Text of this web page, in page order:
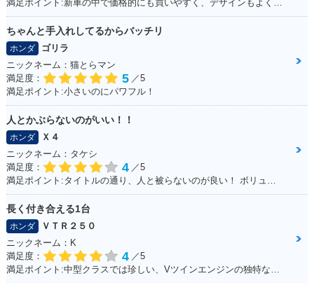
満足ポイント:新車の中で価格的にも買いやすく、デザインもよくて購入しました。
ちゃんと手入れしてるからバッチリ
ホンダ
ゴリラ
ニックネーム：猫とらマン
満足度：
5 ／5
満足ポイント:小さいのにパワフル！
人とかぶらないのがいい！！
ホンダ
Ｘ４
ニックネーム：タケシ
満足度：
4 ／5
満足ポイント:タイトルの通り、人と被らないのが良い！ ボリューム感も気に入っています！
長く付き合える1台
ホンダ
ＶＴＲ２５０
ニックネーム：K
満足度：
4 ／5
満足ポイント:中型クラスでは珍しい、Vツインエンジンの独特なエンジンサウンドは走っていて気持ちが良い。燃費、運動性能、乗り心地と、どれを取っても優秀で、街乗りからツーリングまで1台でこなせてしまう優等生。